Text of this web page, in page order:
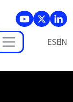
ES